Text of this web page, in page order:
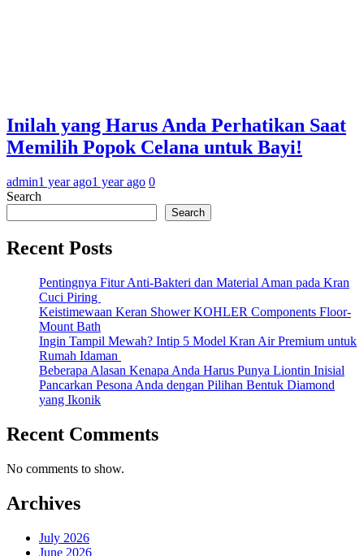
Inilah yang Harus Anda Perhatikan Saat
Memilih Popok Celana untuk Bayi!
admin1 year ago1 year ago 0
Search
Search
Recent Posts
Pentingnya Fitur Anti-Bakteri dan Material Aman pada Kran
Cuci Piring
Keistimewaan Keran Shower KOHLER Components Floor-
Mount Bath
Ingin Tampil Mewah? Intip 5 Model Kran Air Premium untuk
Rumah Idaman
Beberapa Alasan Kenapa Anda Harus Punya Liontin Inisial
Pancarkan Pesona Anda dengan Pilihan Bentuk Diamond
yang Ikonik
Recent Comments
No comments to show.
Archives
July 2026
June 2026